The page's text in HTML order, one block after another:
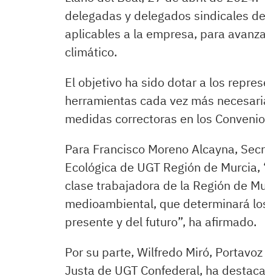
delegadas y delegados sindicales
aplicables a la empresa, para
climático.
El objetivo ha sido dotar a los
herramientas cada vez más
medidas correctoras en los
Para Francisco Moreno Alcayna,
Ecológica de UGT Región de
clase trabajadora de la Región de
medioambiental, que determinará
presente y del futuro”, ha afirmado.
Por su parte, Wilfredo Miró,
Justa de UGT Confederal, ha